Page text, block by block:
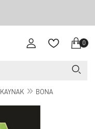
0
KAYNAK BONA